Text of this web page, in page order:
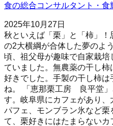
食の総合コンサルタント・食
2025年10月27日
秋といえば「栗」と「柿」
の2大横綱が合体した夢のよ
頃、祖父母が趣味で自家栽
ていました。無農薬の干し
好きでした。手製の干し柿
ね。 「恵那栗工房 良平堂
す。岐阜県にカフェがあり
パフェ、モンブラン氷など
て、栗好きにはたまらない